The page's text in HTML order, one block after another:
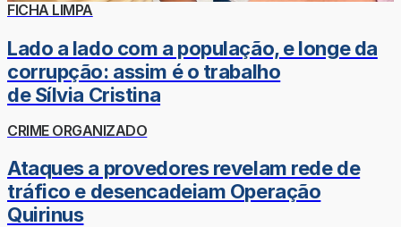
FICHA LIMPA
Lado a lado com a população, e longe da
corrupção: assim é o trabalho
de Sílvia Cristina
CRIME ORGANIZADO
Ataques a provedores revelam rede de
tráfico e desencadeiam Operação
Quirinus